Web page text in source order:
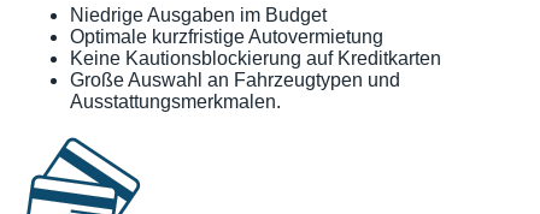
Niedrige Ausgaben im Budget
Optimale kurzfristige Autovermietung
Keine Kautionsblockierung auf Kreditkarten
Große Auswahl an Fahrzeugtypen und
Ausstattungsmerkmalen.